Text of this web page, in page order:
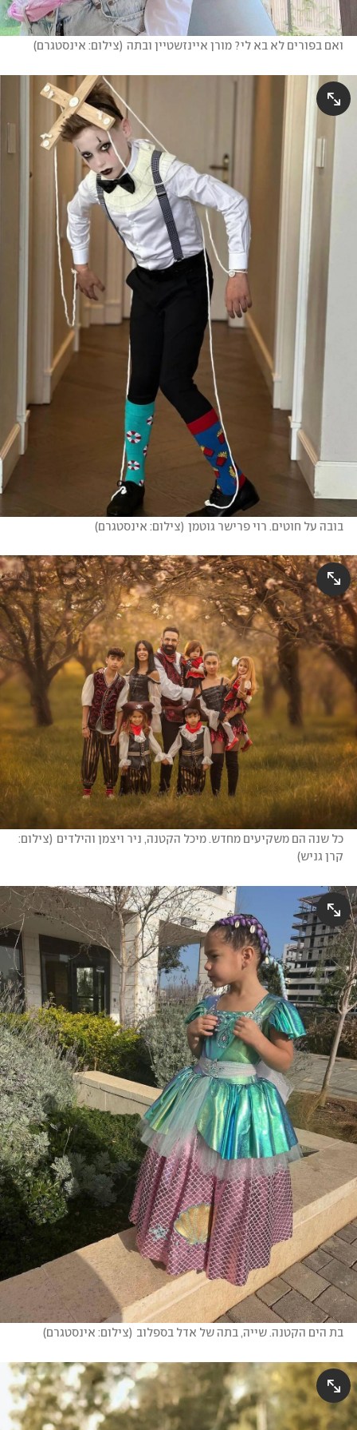
ואם בפורים לא בא לי? מורן איינזשטיין ובתה (צילום: אינסטגרם )
בובה על חוטים. רוי פרישר גוטמן (צילום: אינסטגרם)
כל שנה הם משקיעים מחדש. מיכל הקטנה, ניר ויצמן והילדים (
קרן גניש)
בת הים הקטנה. שייה, בתה של אדל בספלוב (צילום: אינסטגרם )